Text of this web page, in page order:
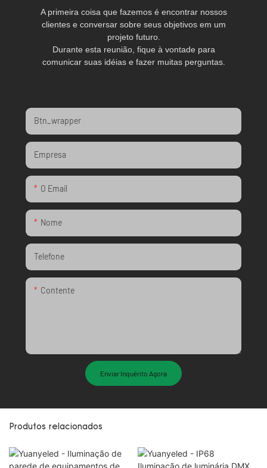
A primeira coisa que fazemos é encontrar nossos
clientes e conversar sobre seus objetivos em um
projeto futuro.
Durante esta reunião, fique à vontade para
comunicar suas idéias e fazer muitas perguntas.
Btn_wrapper
Empresa
O Email
Nome
Telefone
Contente
Enviar Inquérito Agora
Produtos relacionados